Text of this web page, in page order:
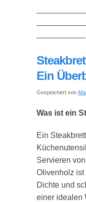
Ein
Gespeichert von
Was ist ein
Ein
Servieren
Olivenholz ist
Dichte und
einer idealen